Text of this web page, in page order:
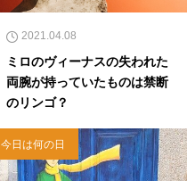
2021.04.08
ミロのヴィーナスの失われた
両腕が持っていたものは禁断
のリンゴ？
今日は何の日